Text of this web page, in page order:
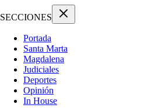
SECCIONES
Portada
Santa Marta
Magdalena
Judiciales
Deportes
Opinión
In House